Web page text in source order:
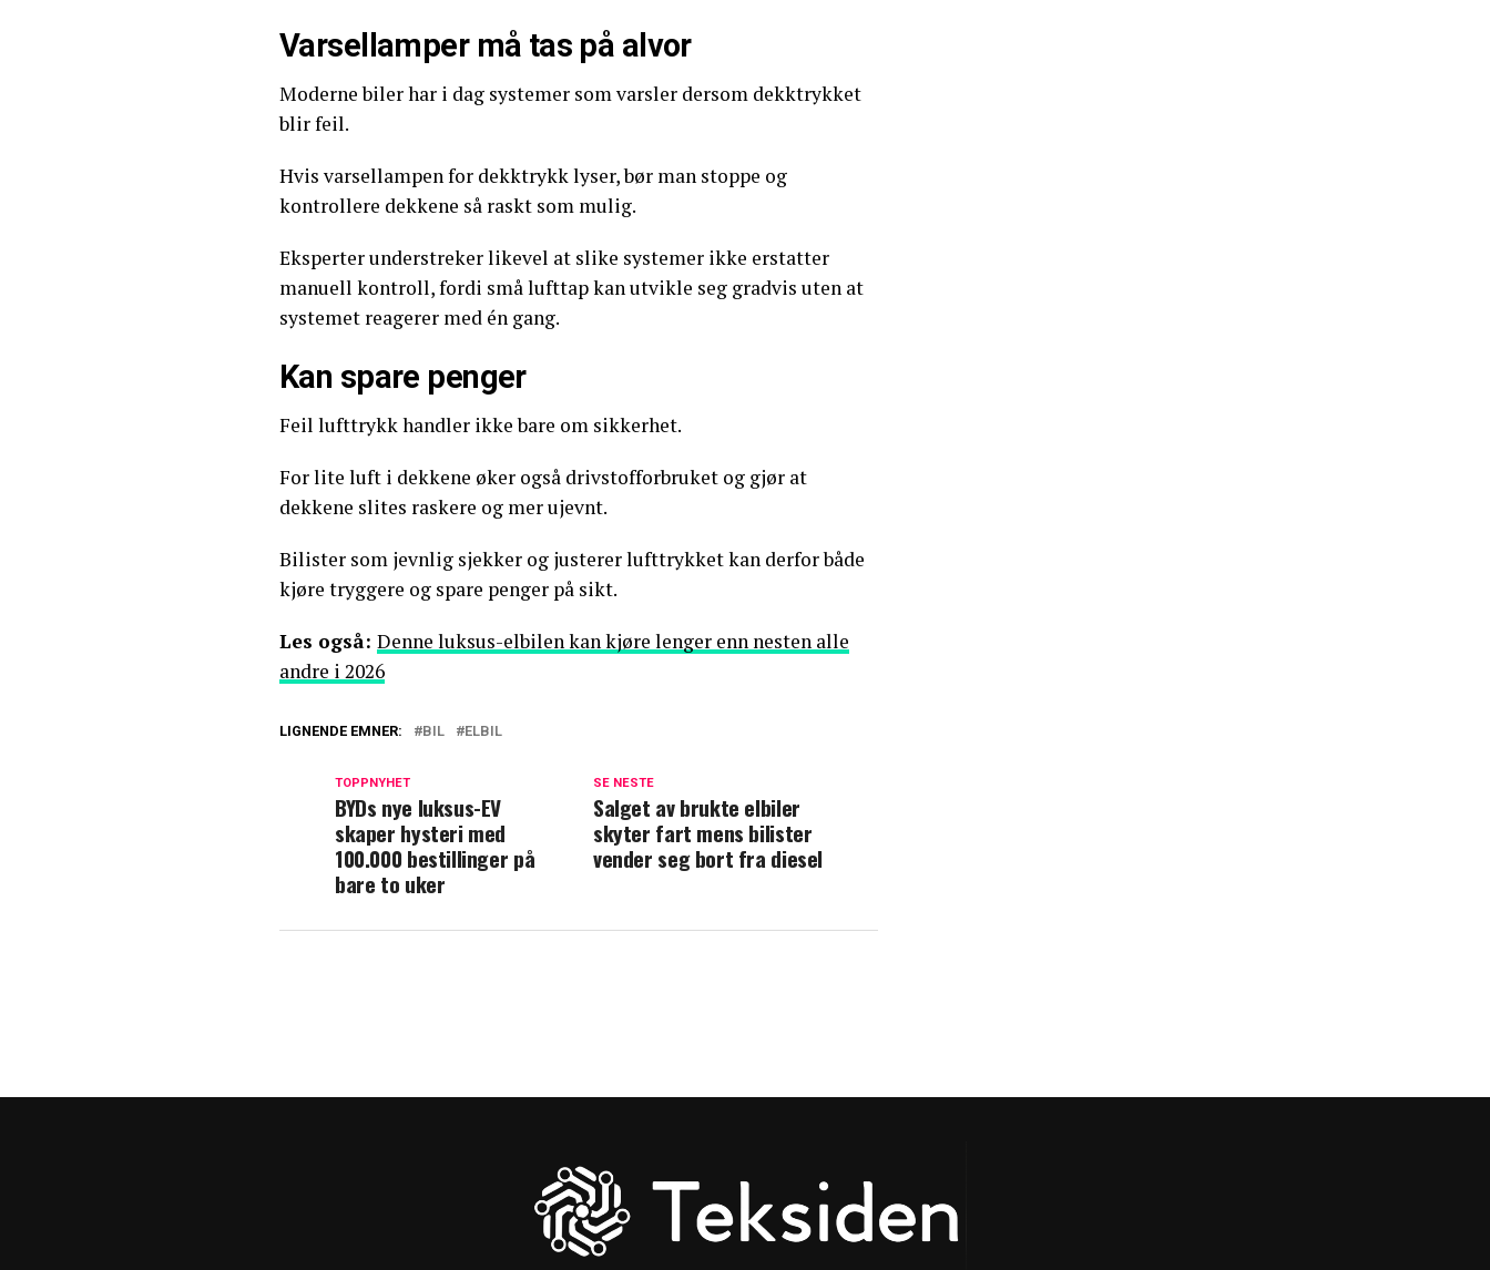
Varsellamper må tas på alvor
Moderne biler har i dag systemer som varsler dersom dekktrykket
blir feil.
Hvis varsellampen for dekktrykk lyser, bør man stoppe og
kontrollere dekkene så raskt som mulig.
Eksperter understreker likevel at slike systemer ikke erstatter
manuell kontroll, fordi små lufttap kan utvikle seg gradvis uten at
systemet reagerer med én gang.
Kan spare penger
Feil lufttrykk handler ikke bare om sikkerhet.
For lite luft i dekkene øker også drivstofforbruket og gjør at
dekkene slites raskere og mer ujevnt.
Bilister som jevnlig sjekker og justerer lufttrykket kan derfor både
kjøre tryggere og spare penger på sikt.
Les også: Denne luksus-elbilen kan kjøre lenger enn nesten alle
andre i 2026
LIGNENDE EMNER: BIL ELBIL
SE NESTE
Salget av brukte elbiler
skyter fart mens bilister
vender seg bort fra diesel
TOPPNYHET
BYDs nye luksus-EV
skaper hysteri med
100.000 bestillinger på
bare to uker